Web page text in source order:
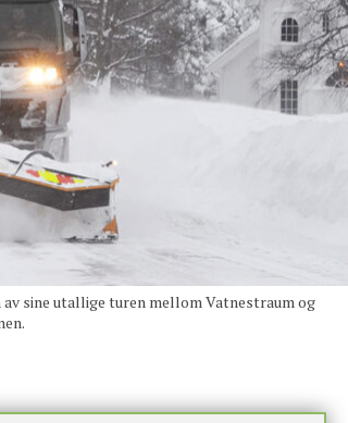
av sine utallige turen mellom Vatnestraum og